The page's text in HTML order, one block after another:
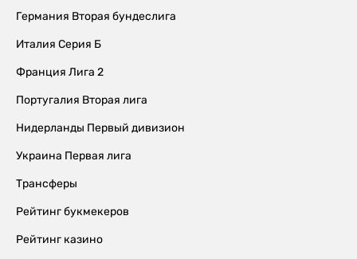
Германия Вторая бундеслига
Италия Серия Б
Франция Лига 2
Португалия Вторая лига
Нидерланды Первый дивизион
Украина Первая лига
Трансферы
Рейтинг букмекеров
Рейтинг казино